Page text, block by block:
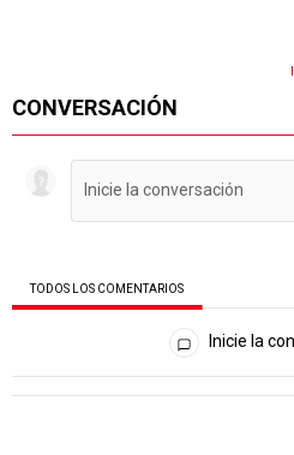
CONVERSACIÓN
TODOS LOS COMENTARIOS
Todos los comentarios
Inicie la